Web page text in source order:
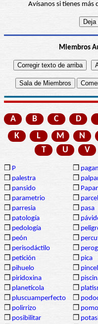
Avísanos si tienes más
Miembros
A B C D
K
L M N
T
U V
❒ P ❒
❒ palestra ❒
❒ pansido ❒
❒ parametrio ❒
❒ parresia ❒ pasa
❒ patología ❒
❒ pedología ❒
❒ peón ❒
❒ perisodáctilo ❒
❒ petición ❒ pica
❒ pihuelo ❒ pincel
❒ piridoxina ❒
❒ planetícola ❒
❒ pluscuamperfecto ❒
❒ polirrizo ❒ pomo
❒ posibilitar ❒